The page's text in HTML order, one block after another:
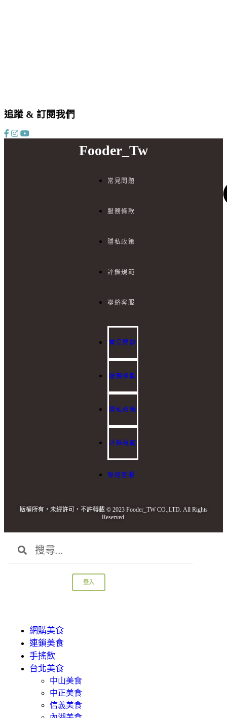
追蹤 & 訂閱我們
Fooder_Tw
常見問題
服務條款
隱私政策
評鑑規範
聯絡客服
常見問題
服務條款
隱私政策
評鑑規範
聯絡客服
版權所有，未經許可，不許轉載 © 2023 Fooder_TW CO.,LTD. All Rights
Reserved.
登入
網購美食
連鎖美食
手搖飲
台北美食
中山美食
中正美食
信義美食